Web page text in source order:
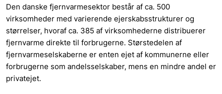
Den danske fjernvarmesektor består af ca. 500
virksomheder med varierende ejerskabsstrukturer og
størrelser, hvoraf ca. 385 af virksomhederne distribuerer
fjernvarme direkte til forbrugerne. Størstedelen af
fjernvarmeselskaberne er enten ejet af kommunerne eller
forbrugerne som andelsselskaber, mens en mindre andel er
privatejet.